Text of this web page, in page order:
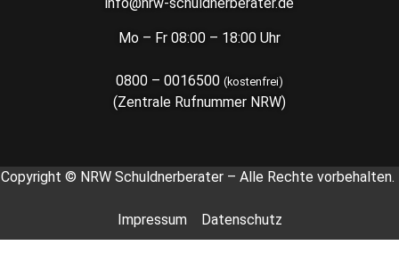
Mo – Fr 08:00 – 18:00 Uhr
0800 – 0016500 (kostenfrei)
(Zentrale Rufnummer NRW)
Copyright © NRW Schuldnerberater – Alle Rechte vorbehalten.
Impressum Datenschutz